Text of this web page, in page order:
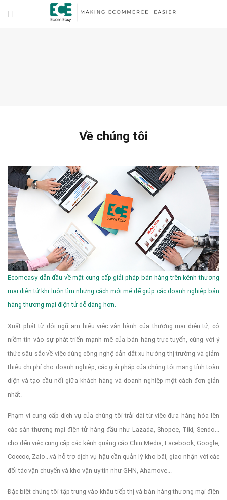
Về chúng tôi
Ecomeasy dẫn đầu về mặt cung cấp giải pháp bán hàng trên kênh thương
mại điện tử khi luôn tìm những cách mới mẻ để giúp các doanh nghiệp bán
hàng thương mại điện tử dễ dàng hơn.
Xuất phát từ đội ngũ am hiểu việc vận hành của thương mại điện tử, có
niềm tin vào sự phát triển mạnh mẽ của bán hàng trực tuyến, cùng với ý
thức sâu sắc về việc dùng công nghệ dẫn dắt xu hướng thị trường và giảm
thiểu chi phí cho doanh nghiệp, các giải pháp của chúng tôi mang tính toàn
diện và tạo cầu nối giữa khách hàng và doanh nghiệp một cách đơn giản
nhất.
Phạm vi cung cấp dịch vụ của chúng tôi trải dài từ việc đưa hàng hóa lên
các sàn thương mại điện tử hàng đầu như Lazada, Shopee, Tiki, Sendo...
cho đến việc cung cấp các kênh quảng cáo Chin Media, Facebook, Google,
Coccoc, Zalo...và hỗ trợ dịch vụ hậu cần quản lý kho bãi, giao nhận với các
đối tác vận chuyển và kho vận uy tín như GHN, Ahamove...
Đặc biệt chúng tôi tập trung vào khâu tiếp thị và bán hàng thương mại điện